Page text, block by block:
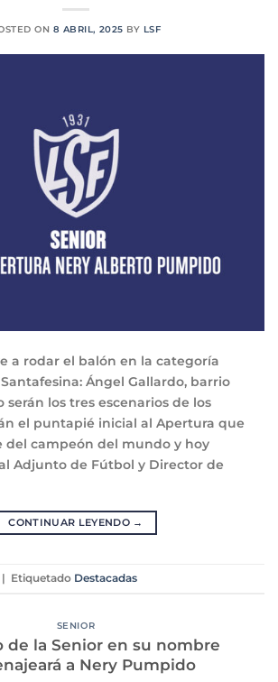
ON 8 ABRIL, 2025 BY LSF
a rodar el balón en la categoría
Ángel Gallardo, barrio
serán los tres escenarios de los
el puntapié inicial al Apertura que
del campeón del mundo y hoy
Adjunto de Fútbol y Director de
CONTINUAR LEYENDO →
Etiquetado Destacadas
SENIOR
de la Senior en su nombre
a Nery Pumpido